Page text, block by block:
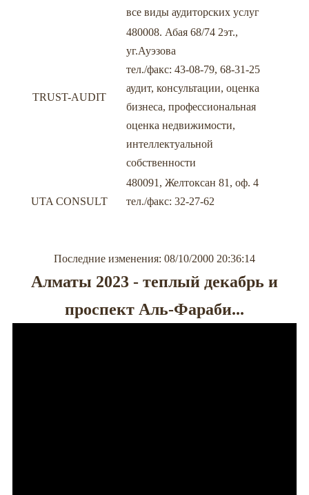
все виды аудиторских услуг
TRUST-AUDIT
480008. Абая 68/74 2эт.,
уг.Ауэзова
тел./факс: 43-08-79, 68-31-25
аудит, консультации, оценка
бизнеса, профессиональная
оценка недвижимости,
интеллектуальной
собственности
UTA CONSULT
480091, Желтоксан 81, оф. 4
тел./факс: 32-27-62
Последние изменения: 08/10/2000 20:36:14
Алматы 2023 - теплый декабрь и
проспект Аль-Фараби...